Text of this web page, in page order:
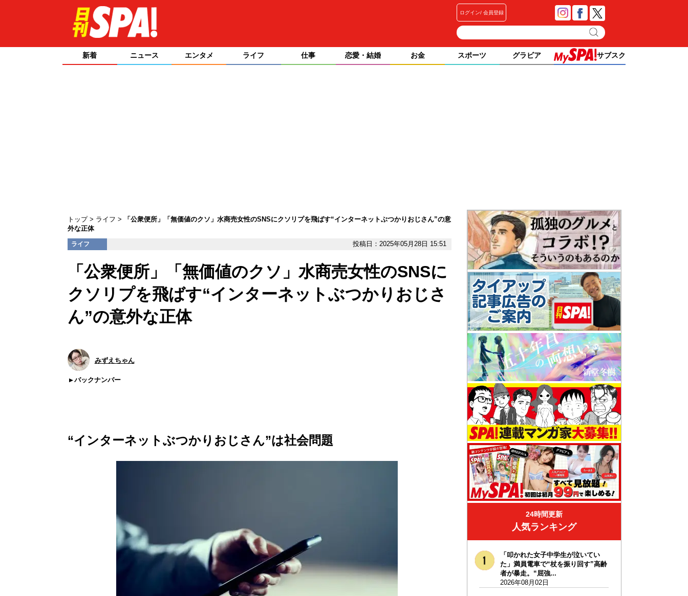
ログイン 会員登録
新着 ニュース エンタメ ライフ 仕事 恋愛・結婚 お金 スポーツ グラビア サブスク
トップ ライフ
「公衆便所」「無価値のクソ」水商売女性のSNSにクソリプを飛ばす“インターネットぶつかりおじさん”の意
外な正体
ライフ 投稿日：2025年05月28日 15:51
「公衆便所」「無価値のクソ」水商売女性のSNSに
クソリプを飛ばす“インターネットぶつかりおじさ
ん”の意外な正体
みずえちゃん
バックナンバー
“インターネットぶつかりおじさん”は社会問題
24時間更新
人気ランキング
「叩かれた女子中学生が泣いてい
た」満員電車で“杖を振り回す”高齢
者が暴走。“屈強...
2026年08月02日